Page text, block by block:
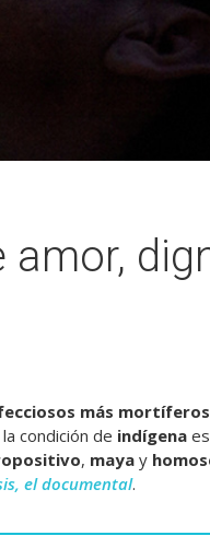
amor,
más
condición de indígena
, maya y
el documental.